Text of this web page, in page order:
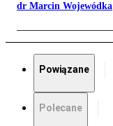
dr Marcin Wojewódka
Powiązane
Polecane